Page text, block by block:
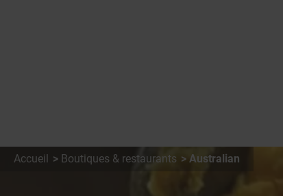
Accueil Boutiques & restaurants Australian